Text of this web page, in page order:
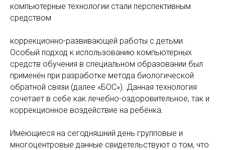
компьютерные технологии стали перспективным
средством
коррекционно-развивающей работы с детьми.
Особый подход к использованию компьютерных
средств обучения в специальном образовании был
применён при разработке метода биологической
обратной связи (далее «БОС»). Данная технология
сочетает в себе как лечебно-оздоровительное, так и
коррекционное воздействие на ребёнка.
Имеющиеся на сегодняшний день групповые и
многоцентровые данные свидетельствуют о том, что